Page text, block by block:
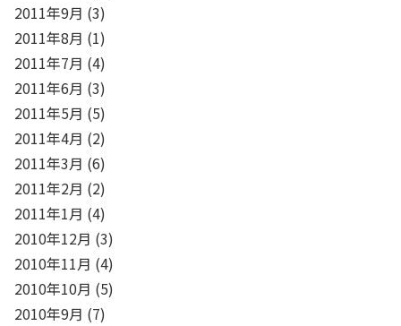
2011年9月 (3)
2011年8月 (1)
2011年7月 (4)
2011年6月 (3)
2011年5月 (5)
2011年4月 (2)
2011年3月 (6)
2011年2月 (2)
2011年1月 (4)
2010年12月 (3)
2010年11月 (4)
2010年10月 (5)
2010年9月 (7)